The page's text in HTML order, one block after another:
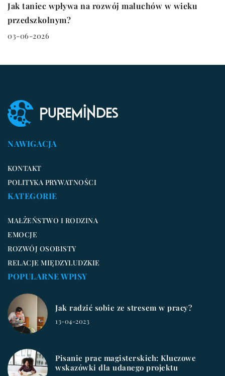
Jak taniec wpływa na rozwój maluchów w wieku
przedszkolnym?
03-06-2026
NAWIGACJA
KONTAKT
POLITYKA PRYWATNOŚCI
KATEGORIE
MAŁŻEŃSTWO I RODZINA
EMOCJE
ROZWÓJ OSOBISTY
RELACJE MIĘDZYLUDZKIE
POPULARNE WPISY
Jak radzić sobie ze stresem w pracy?
13-04-2023
Pisanie prac magisterskich: Kluczowe
wskazówki dla udanego projektu